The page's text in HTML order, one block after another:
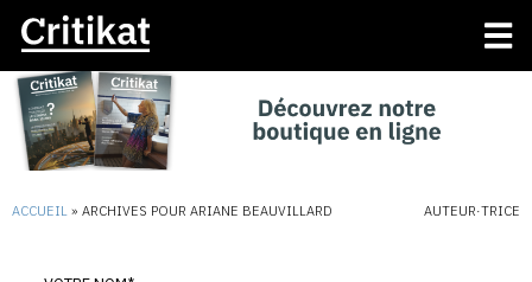
ACCUEIL » ARCHIVES POUR ARIANE BEAUVILLARD AUTEUR·TRICE